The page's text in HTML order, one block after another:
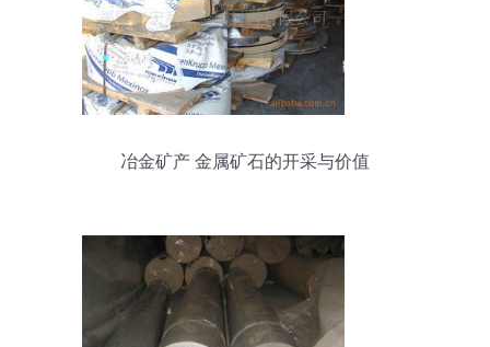
冶金矿产 金属矿石的开采与价值